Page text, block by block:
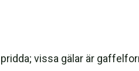
vissa gälar är